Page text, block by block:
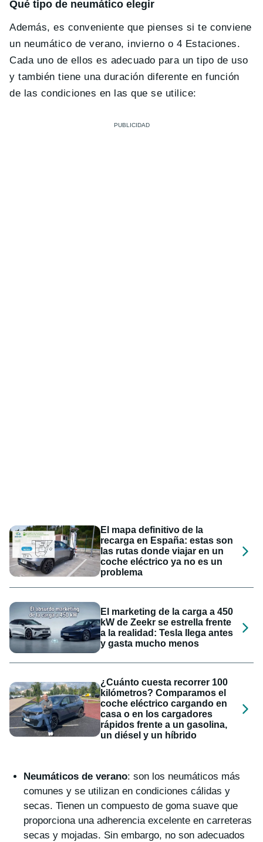
Qué tipo de neumático elegir
Además, es conveniente que pienses si te conviene
un neumático de verano, invierno o 4 Estaciones.
Cada uno de ellos es adecuado para un tipo de uso
y también tiene una duración diferente en función
de las condiciones en las que se utilice:
El mapa definitivo de la
recarga en España: estas son
las rutas donde viajar en un
coche eléctrico ya no es un
problema
El marketing de la carga a 450
kW de Zeekr se estrella frente
a la realidad: Tesla llega antes
y gasta mucho menos
¿Cuánto cuesta recorrer 100
kilómetros? Comparamos el
coche eléctrico cargando en
casa o en los cargadores
rápidos frente a un gasolina,
un diésel y un híbrido
Neumáticos de verano: son los neumáticos más
comunes y se utilizan en condiciones cálidas y
secas. Tienen un compuesto de goma suave que
proporciona una adherencia excelente en carreteras
secas y mojadas. Sin embargo, no son adecuados